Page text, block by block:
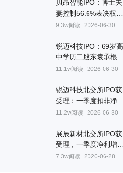
贝昂智能IPO：博士夫
妻控制56.6%表决权，
妻子章燕美国国籍
9.3w阅读 2026-06-30
锐迈科技IPO：69岁高
中学历二股东袁承根，
持股9%未进董事会
11.1w阅读 2026-06-30
锐迈科技北交所IPO获
受理：一季度扣非净利
预降43.8%，关联交易
11.2w阅读 2026-06-30
展辰新材北交所IPO获
受理，一季度净利增
308%至585.5万元
7.3w阅读 2026-06-28